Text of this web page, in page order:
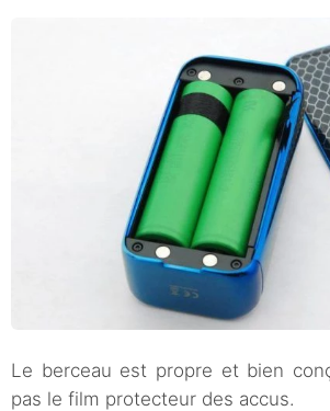
Le berceau est propre et bien
pas le film protecteur des accus.